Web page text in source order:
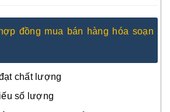
đồng mua bán hàng hóa soạn
chất lượng
số lượng